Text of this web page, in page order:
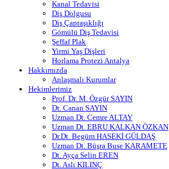
Kanal Tedavisi
Diş Dolgusu
Diş Çapraşıklığı
Gömülü Diş Tedavisi
Şeffaf Plak
Yirmi Yaş Dişleri
Horlama Protezi Antalya
Hakkımızda
Anlaşmalı Kurumlar
Hekimlerimiz
Prof. Dr. M. Özgür SAYIN
Dt. Canan SAYIN
Uzman Dt. Cemre ALTAY
Uzman Dt. EBRU KALKAN ÖZKAN
Dr.Dt. Begüm HASEKİ GÜLDAŞ
Uzman Dt. Büşra Buse KARAMETE
Dt. Ayça Selin EREN
Dt. Aslı KILINÇ